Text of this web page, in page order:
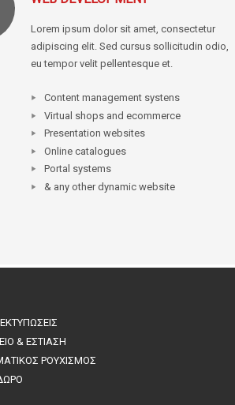
Lorem ipsum dolor sit amet, consectetur
adipiscing elit. Sed cursus sollicitudin odio,
eu tempor velit pellentesque et.
Content management systens
Virtual shops and ecommerce
Presentation websites
Online catalogues
Portal systems
& any other dynamic website
ΕΚΤΥΠΩΣΕΙΣ
& ΕΣΤΙΑΣΗ
ΡΟΥΧΙΣΜΟΣ